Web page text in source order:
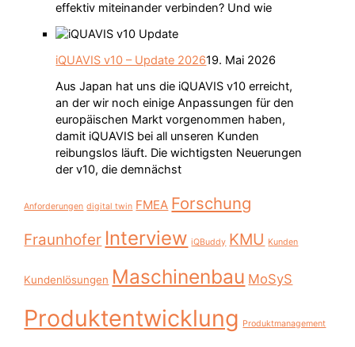
effektiv miteinander verbinden? Und wie
iQUAVIS v10 – Update 202619. Mai 2026
Aus Japan hat uns die iQUAVIS v10 erreicht,
an der wir noch einige Anpassungen für den
europäischen Markt vorgenommen haben,
damit iQUAVIS bei all unseren Kunden
reibungslos läuft. Die wichtigsten Neuerungen
der v10, die demnächst
Anforderungen digital twin FMEA Forschung
Fraunhofer Interview iQBuddy KMU Kunden
Kundenlösungen Maschinenbau MoSyS
Produktentwicklung Produktmanagement